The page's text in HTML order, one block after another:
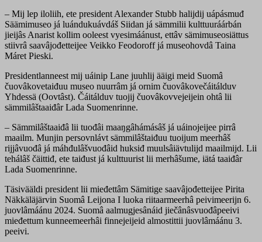
– Mij lep iloliih, ete president Alexander Stubb halijdij uápásmuđ
Säämimuseo já luándukuávdáš Siidan já sämmilii kulttuuráárbán
jieijâs Anarist kollim ooleest vyesimáánust, ettâv sämimuseosiättus
stiivrâ saavâjođetteijee Veikko Feodoroff já museohovdâ Taina
Máret Pieski.
Presidentlanneest mij uáinip Lane juuhlij ääigi meid Suomâ
čuovâkovetaiđuu museo nuurrâm já ornim čuovâkovečáitálduv
Yhdessä (Oovtâst). Čáitálduv tuojij čuovâkovvejeijein ohtâ lii
sämmilâštaaiđâr Lada Suomenrinne.
– Sämmilâštaaiđâ lii tuođâi maaŋgâhámásâš já uáinojeijee pirrâ
maailm. Munjin persovnlávt sämmilâštaiđuu tuoijum meerhâš
rijjâvuođâ já máhđulâšvuođâid huksiđ muulsâiävtulijd maailmijd. Lii
tehálâš čäittiđ, ete taiđust já kulttuurist lii merhâšume, iätá taaiđâr
Lada Suomenrinne.
Täsivääldi president lii mieđettâm Sämitige saavâjođetteijee Pirita
Näkkäläjärvin Suomâ Leijona I luoka riitaarmeerhâ peivimeerijn 6.
juovlâmáánu 2024. Suomâ aalmugjesânáid jiečânâsvuođâpeeivi
mieđettum kunneemeerhâi finnejeijeid almostittii juovlâmáánu 3.
peeivi.